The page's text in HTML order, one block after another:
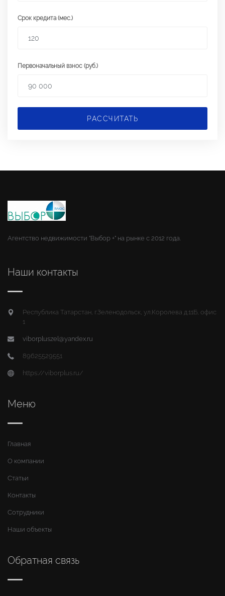
Срок кредита (мес.)
Первоначальный взнос (руб.)
РАССЧИТАТЬ
Агентство недвижимости "Выбор +" на рынке с 2012 года.
Наши контакты
Республика Татарстан, г.Зеленодольск, ул.Королева д.11Б, офис
1
viborpluszel@yandex.ru
89625529551
https://viborplus.ru/
Меню
Главная
О компании
Статьи
Контакты
Сотрудники
Наши объекты
Обратная связь